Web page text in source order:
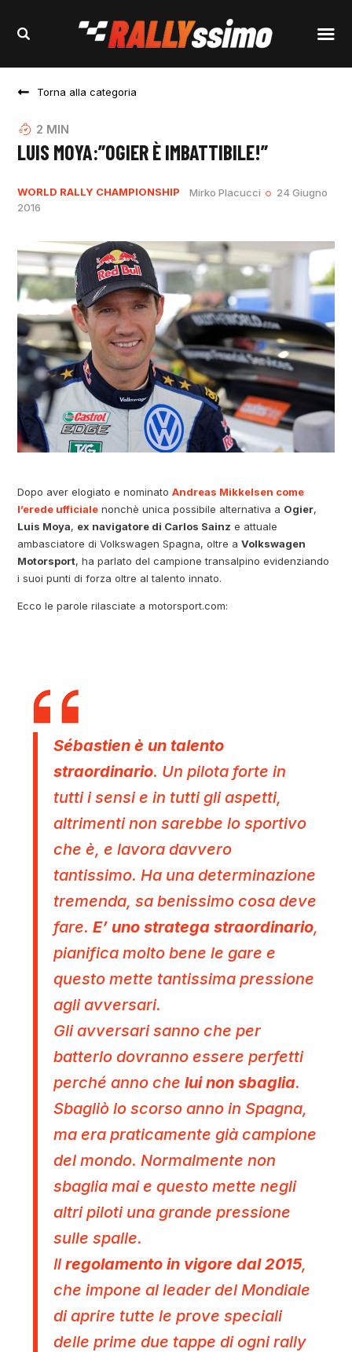
Torna alla categoria
2 MIN
LUIS MOYA:”OGIER È IMBATTIBILE!”
WORLD RALLY CHAMPIONSHIP Mirko Placucci
24 Giugno
2016
Dopo aver elogiato e nominatoAndreas Mikkelsen come
l’erede ufficiale nonchè unica possibile alternativa a Ogier,
Luis Moya, ex navigatore di Carlos Sainz e attuale
ambasciatore di Volkswagen Spagna, oltre aVolkswagen
Motorsport, ha parlato del campione transalpino evidenziando
i suoi punti di forza oltre al talento innato.
Ecco le parole rilasciate a motorsport.com:
Sébastien è un talento
straordinario. Un pilota forte in
tutti i sensi e in tutti gli aspetti,
altrimenti non sarebbe lo sportivo
che è, e lavora davvero
tantissimo. Ha una determinazione
tremenda, sa benissimo cosa deve
fare.E’ uno stratega straordinario,
pianifica molto bene le gare e
questo mette tantissima pressione
agli avversari.
Gli avversari sanno che per
batterlo dovranno essere perfetti
perché anno chelui non sbaglia.
Sbagliò lo scorso anno in Spagna,
ma era praticamente già campione
del mondo. Normalmente non
sbaglia mai e questo mette negli
altri piloti una grande pressione
sulle spalle.
Il regolamento in vigore dal 2015,
che impone al leader del Mondiale
di aprire tutte le prove speciali
delle prime due tappe di ogni rally